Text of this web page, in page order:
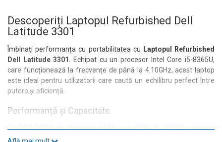
Descoperiți Laptopul Refurbished Dell
Latitude 3301
Îmbinați performanța cu portabilitatea cu Laptopul Refurbished
Dell Latitude 3301 . Echipat cu un procesor Intel Core i5-8365U,
care funcționează la frecvențe de până la 4.10GHz, acest laptop
este ideal pentru utilizatorii care caută un echilibru perfect între
putere și eficiență.
Performanță și Capacitate
Cu8GB DDR4de memorie RAM și unSSD de 256GB, Latitude
3301 asigură timpi de răspuns rapizi și o experiență de utilizare